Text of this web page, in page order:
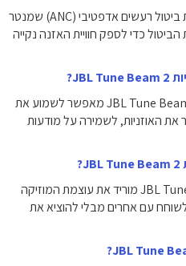
האוזניות JBL Tune Beam 2 כוללות ביטול רעשים אדפטיבי (ANC) שמנטר
כדי לספק חוויית האזנה נקייה
מצב Ambient Aware באוזניות JBL Tune Beam 2 מאפשר לשמוע את
האוזניות, לשמירה על מודעות
מצב TalkThru באוזניות JBL Tune Beam 2 מוריד את עוצמת המוזיקה
עם אחרים מבלי להוציא את